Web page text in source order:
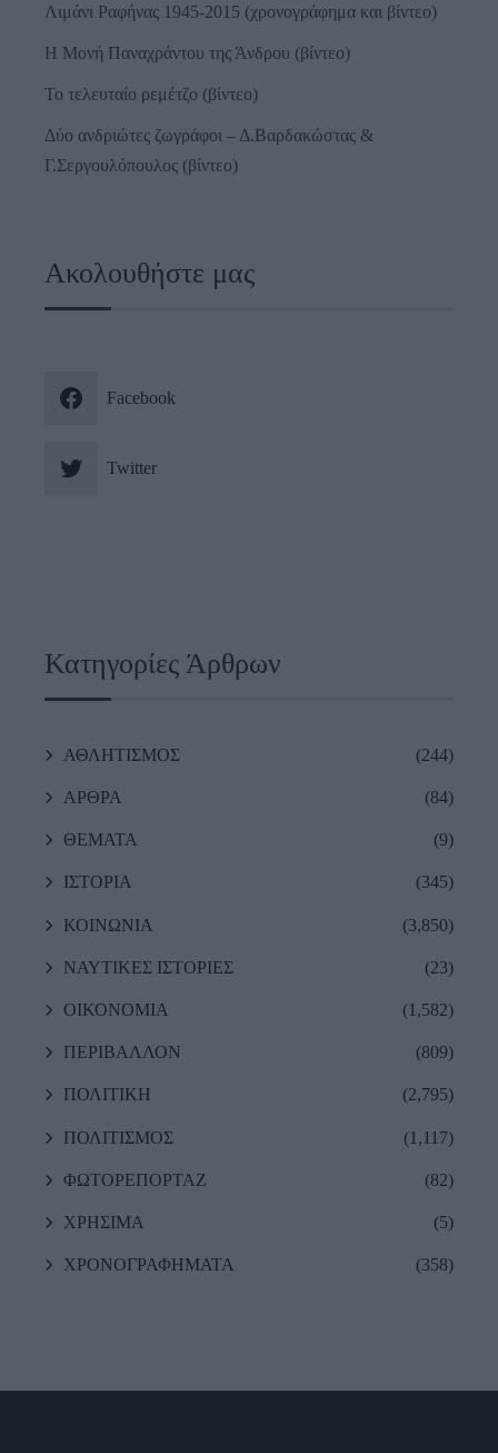
Λιμάνι Ραφήνας 1945-2015 (χρονογράφημα και βίντεο)
Η Μονή Παναχράντου της Άνδρου (βίντεο)
Το τελευταίο ρεμέτζο (βίντεο)
Δύο ανδριώτες ζωγράφοι – Δ.Βαρδακώστας &
Γ.Σεργουλόπουλος (βίντεο)
Ακολουθήστε μας
Facebook
Twitter
Κατηγορίες Άρθρων
ΑΘΛΗΤΙΣΜΟΣ (244)
ΑΡΘΡΑ (84)
ΘΕΜΑΤΑ (9)
ΙΣΤΟΡΙΑ (345)
ΚΟΙΝΩΝΙΑ (3,850)
ΝΑΥΤΙΚΕΣ ΙΣΤΟΡΙΕΣ (23)
ΟΙΚΟΝΟΜΙΑ (1,582)
ΠΕΡΙΒΑΛΛΟΝ (809)
ΠΟΛΙΤΙΚΗ (2,795)
ΠΟΛΙΤΙΣΜΟΣ (1,117)
ΦΩΤΟΡΕΠΟΡΤΑΖ (82)
ΧΡΗΣΙΜΑ (5)
ΧΡΟΝΟΓΡΑΦΗΜΑΤΑ (358)